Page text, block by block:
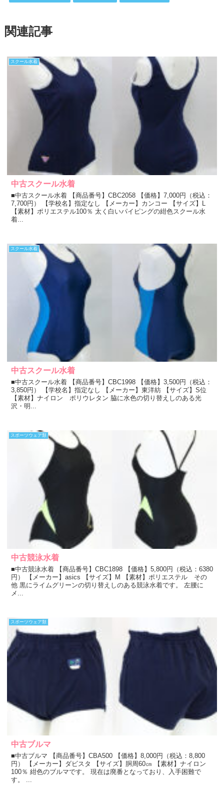
関連記事
スクール水着
中古スクール水着
■中古スクール水着 【商品番号】CBC2058 【価格】7,000円（税込：
7,700円） 【学校名】指定なし 【メーカー】カンコー 【サイズ】L
【素材】ポリエステル100％ 太く白いパイピングの紺色スクール水
着...
スクール水着
中古スクール水着
■中古スクール水着 【商品番号】CBC1998 【価格】3,500円（税込：
3,850円） 【学校名】指定なし 【メーカー】東洋紡 【サイズ】S位
【素材】ナイロン ポリウレタン 脇に水色の切り替えしのある光
沢・明...
スポーツウェア類
中古競泳水着
■中古競泳水着 【商品番号】CBC1898 【価格】5,800円（税込：6380
円） 【メーカー】asics 【サイズ】M 【素材】ポリエステル その
他 黒にライムグリーンの切り替えしのある競泳水着です。 左腰に
メ...
スポーツウェア類
中古ブルマ
■中古ブルマ 【商品番号】CBA500 【価格】8,000円（税込：8,800
円） 【メーカー】ダビスタ 【サイズ】胴周60㎝ 【素材】ナイロン
100％ 紺色のブルマです。 現在は廃番となっており、入手困難で
す。 ...